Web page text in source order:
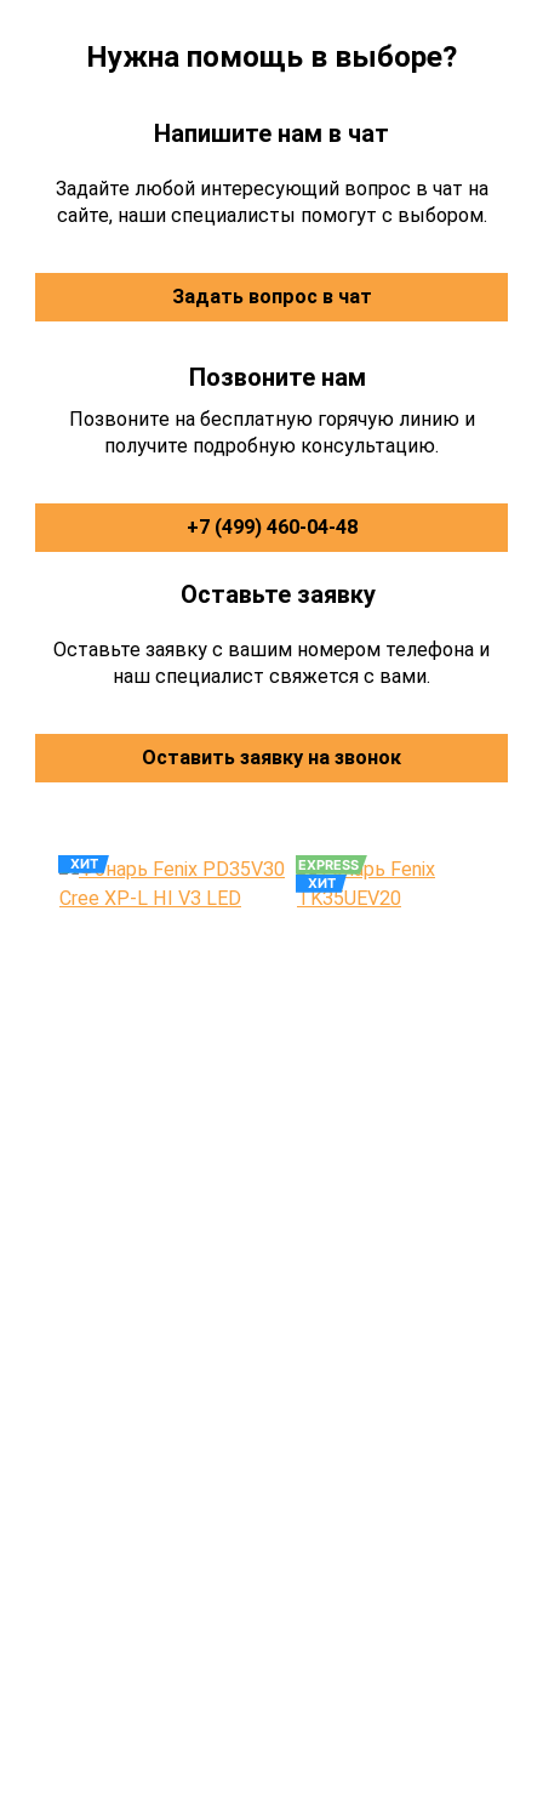
Нужна помощь в выборе?
Напишите нам в чат
Задайте любой интересующий вопрос в чат на
сайте, наши специалисты помогут с выбором.
Задать вопрос в чат
Позвоните нам
Позвоните на бесплатную горячую линию и
получите подробную консультацию.
+7 (499) 460-04-48
Оставьте заявку
Оставьте заявку с вашим номером телефона и
наш специалист свяжется с вами.
Оставить заявку на звонок
ХИТ
EXPRESS
ХИТ